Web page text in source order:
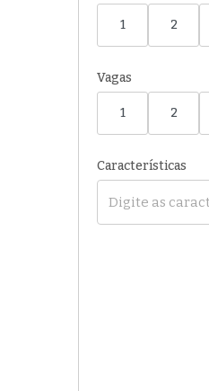
1 2
Vagas
1 2
Características